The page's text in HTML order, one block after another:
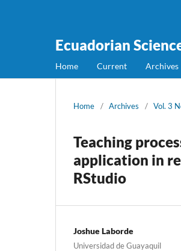
Ecuadorian
Home Current Archives
Home / Archives / Vol. 3
Teaching
application in
RStudio
Joshue Laborde
Universidad de Guayaquil